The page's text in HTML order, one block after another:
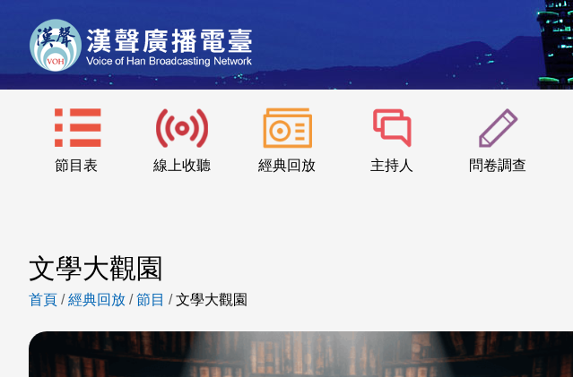
節目表 線上收聽 經典回放 主持人 問卷調查
文學大觀園
首頁 /經典回放 /節目 /文學大觀園